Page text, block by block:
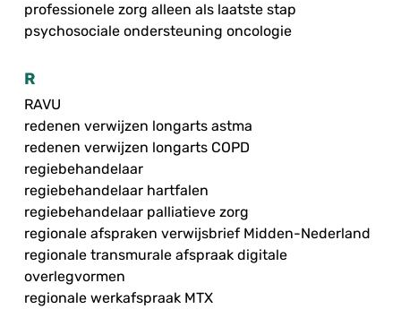
professionele zorg alleen als laatste stap
psychosociale ondersteuning oncologie
R
RAVU
redenen verwijzen longarts astma
redenen verwijzen longarts COPD
regiebehandelaar
regiebehandelaar hartfalen
regiebehandelaar palliatieve zorg
regionale afspraken verwijsbrief Midden-Nederland
regionale transmurale afspraak digitale
overlegvormen
regionale werkafspraak MTX